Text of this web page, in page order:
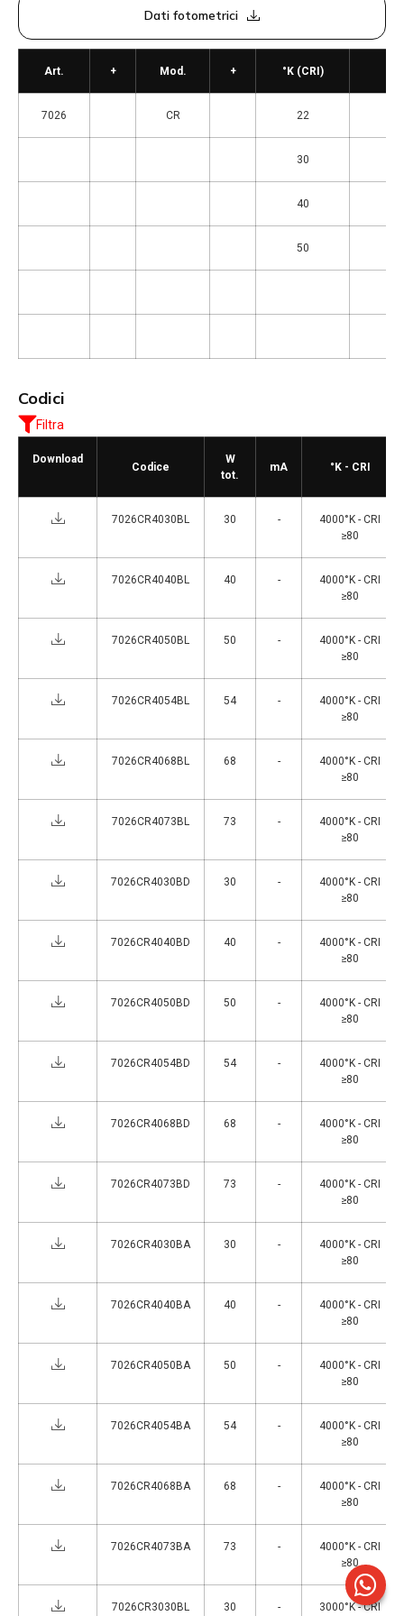
Dati fotometrici
Art. + Mod. + °K (CRI)
7026 CR 22
30
40
50
Codici
Filtra
Download
Codice
W
tot.
mA °K - CRI
7026CR4030BL 30 -
4000°K - CRI
≥80
7026CR4040BL 40 -
4000°K - CRI
≥80
7026CR4050BL 50 -
4000°K - CRI
≥80
7026CR4054BL 54 -
4000°K - CRI
≥80
7026CR4068BL 68 -
4000°K - CRI
≥80
7026CR4073BL 73 -
4000°K - CRI
≥80
7026CR4030BD 30 -
4000°K - CRI
≥80
7026CR4040BD 40 -
4000°K - CRI
≥80
7026CR4050BD 50 -
4000°K - CRI
≥80
7026CR4054BD 54 -
4000°K - CRI
≥80
7026CR4068BD 68 -
4000°K - CRI
≥80
7026CR4073BD 73 -
4000°K - CRI
≥80
7026CR4030BA 30 -
4000°K - CRI
≥80
7026CR4040BA 40 -
4000°K - CRI
≥80
7026CR4050BA 50 -
4000°K - CRI
≥80
7026CR4054BA 54 -
4000°K - CRI
≥80
7026CR4068BA 68 -
4000°K - CRI
≥80
7026CR4073BA 73 -
4000°K - CRI
≥80
7026CR3030BL 30 -
3000°K - CRI